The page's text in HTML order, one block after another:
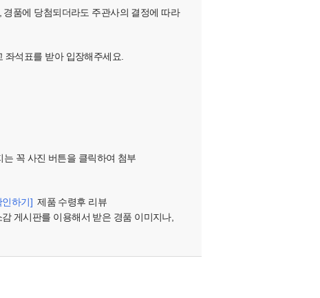
품에 당첨되더라도 주관사의 결정에 따라
석표를 받아 입장해주세요.
꼭 사진 버튼을 클릭하여 첨부
인하기] 제품 수령후 리뷰
게시판를 이용해서 받은 경품 이미지나,